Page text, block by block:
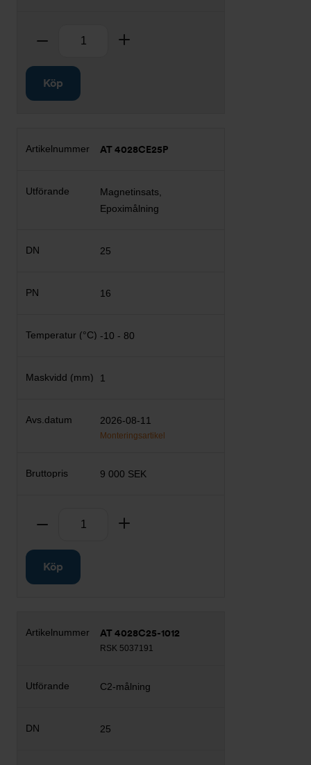
Ta bort
Köp
AT 4028CE25P
Magnetinsats,
Epoximålning
25
16
-10 - 80
1
2026-08-11
Monteringsartikel
9 000 SEK
Ta bort
Köp
AT 4028C25-1012
RSK 5037191
C2-målning
25